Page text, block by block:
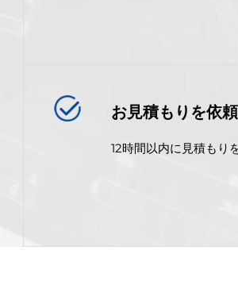
お見積もりを依
12時間以内に見積もり